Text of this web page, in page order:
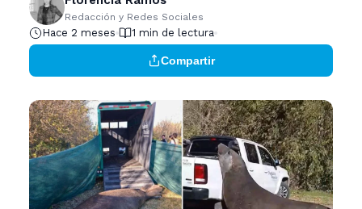
Redacción y Redes Sociales
Hace 2 meses 1 min de lectura
Compartir